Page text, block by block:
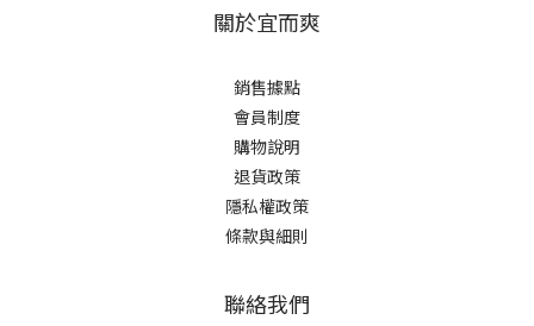
關於宜而爽
銷售據點
會員制度
購物說明
退貨政策
隱私權政策
條款與細則
聯絡我們